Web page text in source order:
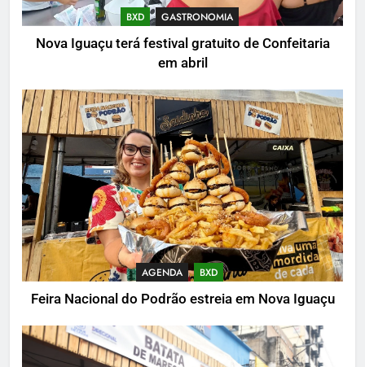
BXD GASTRONOMIA
Nova Iguaçu terá festival gratuito de Confeitaria
em abril
AGENDA BXD
Feira Nacional do Podrão estreia em Nova Iguaçu